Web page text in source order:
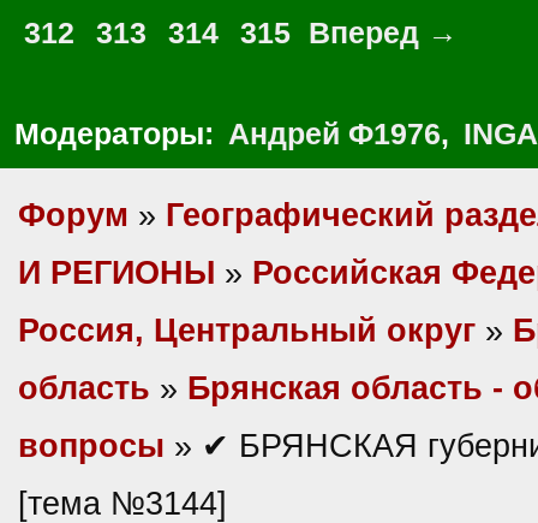
312
313 314 315 Вперед →
Модераторы: Андрей Ф1976,
Форум » Географический
И РЕГИОНЫ » Российская
Россия, Центральный округ »
область » Брянская область -
вопросы » ✔ БРЯНСКАЯ
[тема №3144]